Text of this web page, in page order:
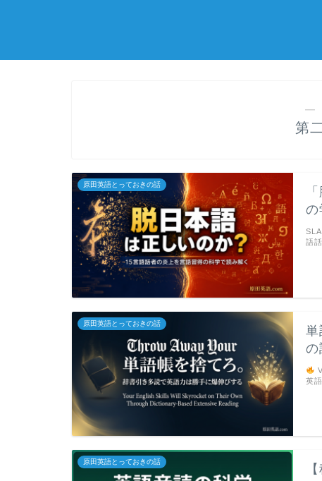
―
第
原田英語とっておきの話
の
語
原田英語とっておきの話
単
の
英
原田英語とっておきの話